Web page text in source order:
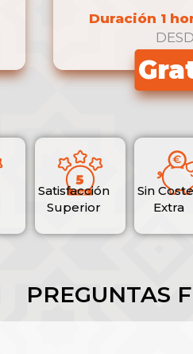
Duración 1
Satisfacción
Superior
Sin
Extra
PREGUNTAS